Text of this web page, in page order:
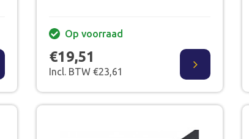
Op voorraad
€19,51
Incl. BTW €23,61